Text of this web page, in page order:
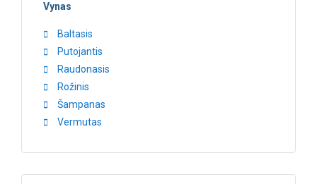
Vynas
Baltasis
Putojantis
Raudonasis
Rožinis
Šampanas
Vermutas